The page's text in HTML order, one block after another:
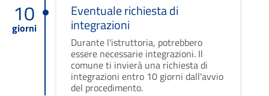
10
giorni
Eventuale richiesta di
integrazioni
Durante l'istruttoria, potrebbero
essere necessarie integrazioni. Il
comune ti invierà una richiesta di
integrazioni entro 10 giorni dall'avvio
del procedimento.